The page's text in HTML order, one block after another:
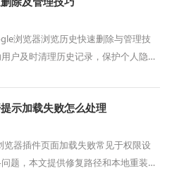
浏览器浏览历史快速删除与管理技
户及时清理历史记录，保护个人隐
示加载失败怎么处理
览器插件页面加载失败常见于权限设
题，本文提供修复路径和本地重装建